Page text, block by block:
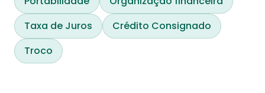
Taxa de Juros
Crédito Consignado
Troco